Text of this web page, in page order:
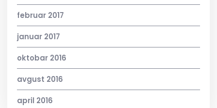
februar 2017
januar 2017
oktobar 2016
avgust 2016
april 2016